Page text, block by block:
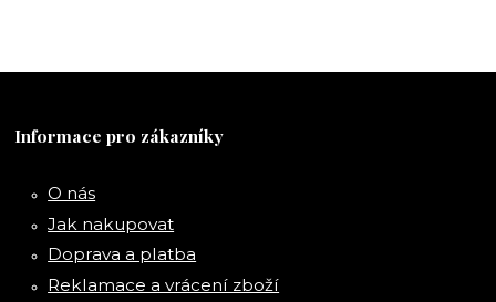
Informace pro zákazníky
O nás
Jak nakupovat
Doprava a platba
Reklamace a vrácení zboží